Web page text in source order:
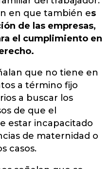
en que también es
de las empresas,
el cumplimiento en
que no tiene en
a término fijo
a buscar los
de que el
estar incapacitado
de maternidad o
casos.